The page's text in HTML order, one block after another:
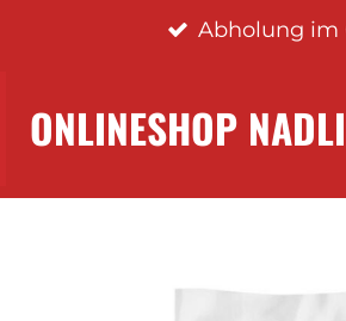
Abholung im
ONLINESHOP